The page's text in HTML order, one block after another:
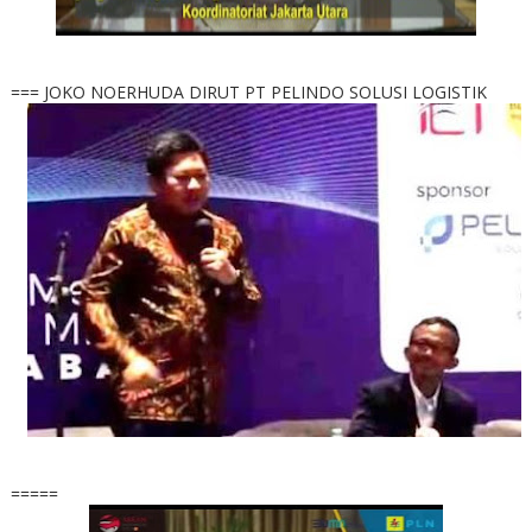
=== JOKO NOERHUDA DIRUT PT PELINDO SOLUSI LOGISTIK
=====